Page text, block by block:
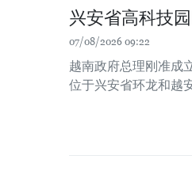
兴安省高科技
07/08/2026 09:22
越南政府总理刚准成
位于兴安省环龙和越